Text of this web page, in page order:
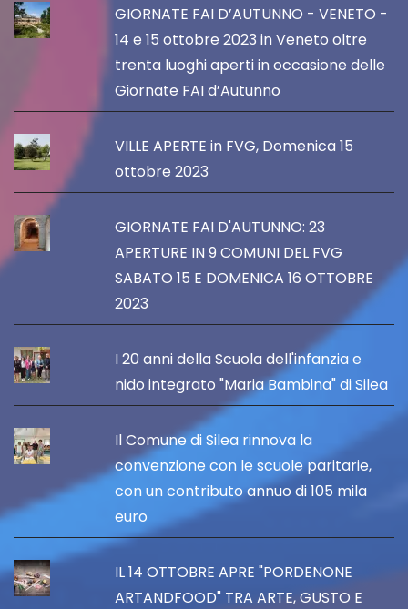
GIORNATE FAI D’AUTUNNO - VENETO -
14 e 15 ottobre 2023 in Veneto oltre
trenta luoghi aperti in occasione delle
Giornate FAI d’Autunno
VILLE APERTE in FVG, Domenica 15
ottobre 2023
GIORNATE FAI D'AUTUNNO: 23
APERTURE IN 9 COMUNI DEL FVG
SABATO 15 E DOMENICA 16 OTTOBRE
2023
I 20 anni della Scuola dell'infanzia e
nido integrato "Maria Bambina" di Silea
Il Comune di Silea rinnova la
convenzione con le scuole paritarie,
con un contributo annuo di 105 mila
euro
IL 14 OTTOBRE APRE "PORDENONE
ARTANDFOOD" TRA ARTE, GUSTO E